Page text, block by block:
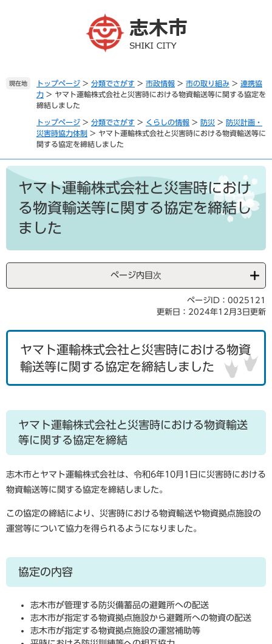
現在地 トップページ > 分類でさがす > 市政情報 > 市の取り組み > 連携協
力 > ヤマト運輸株式会社と災害時における物資輸送等に関する協定を
締結しました
トップページ > 分類でさがす > くらしの情報 > 防災 > 防災計画・
災害時協力体制 > ヤマト運輸株式会社と災害時における物資輸送等に
関する協定を締結しました
本
ヤマト運輸株式会社と災害時におけ
る物資輸送等に関する協定を締結し
ました
ページ内目次
ページID：0025121
更新日：2024年12月3日更新
ヤマト運輸株式会社と災害時における物資
輸送等に関する協定を締結しました
ヤマト運輸株式会社と災害時における物資輸送
等に関する協定を締結
志木市とヤマト運輸株式会社は、令和6年10月1日に災害時における
物資輸送等に関する協定を締結しました。
この協定の締結により、災害時における物資輸送や物資拠点施設の
運営等について協力を得られるようになりました。
協定の内容
志木市が管理する防災備蓄品の避難所への配送
志木市が指定する物資拠点施設から避難所への物資の配送
志木市が指定する物資拠点施設の運営補助等